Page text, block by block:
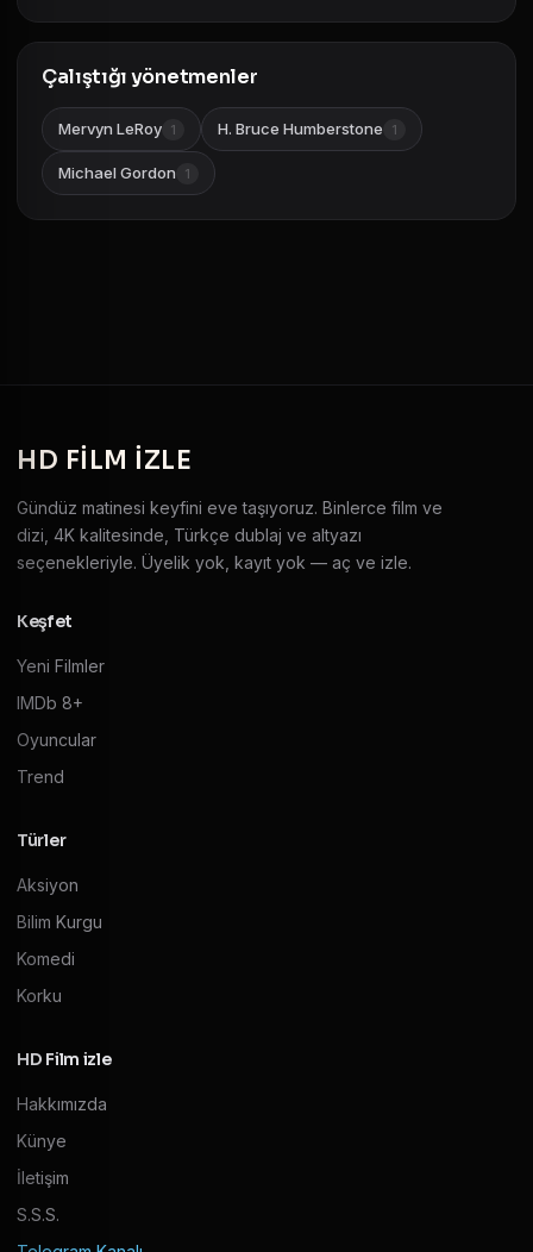
Çalıştığı yönetmenler
Mervyn LeRoy 1 H. Bruce Humberstone 1
Michael Gordon 1
HD FILM IZLE
Gündüz matinesi keyfini eve taşıyoruz. Binlerce film ve
dizi, 4K kalitesinde, Türkçe dublaj ve altyazı
seçenekleriyle. Üyelik yok, kayıt yok — aç ve izle.
Keşfet
Yeni Filmler
IMDb 8+
Oyuncular
Trend
Türler
Aksiyon
Bilim Kurgu
Komedi
Korku
HD Film izle
Hakkımızda
Künye
İletişim
S.S.S.